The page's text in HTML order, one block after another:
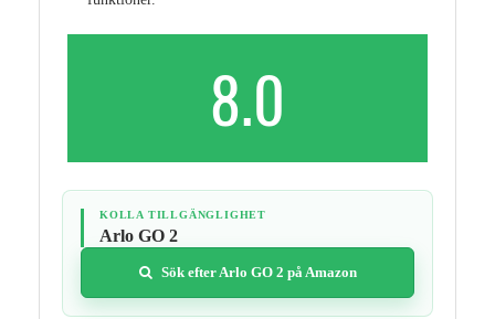
8.0
KOLLA TILLGÄNGLIGHET
Arlo GO 2
Sök efter Arlo GO 2 på Amazon